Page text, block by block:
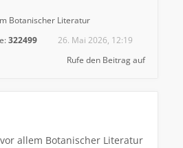
Botanischer Literatur
322499
26. Mai 2026, 12:19
Rufe den Beitrag auf
allem Botanischer Literatur